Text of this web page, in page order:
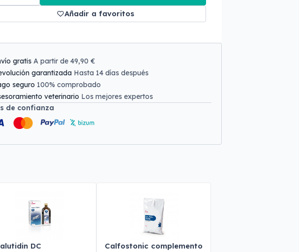
Añadir a favoritos
gratis A partir de 49,90 €
garantizada Hasta 14 días después
seguro 100% comprobado
veterinario Los mejores expertos
de confianza
DC
Calfostonic complemento